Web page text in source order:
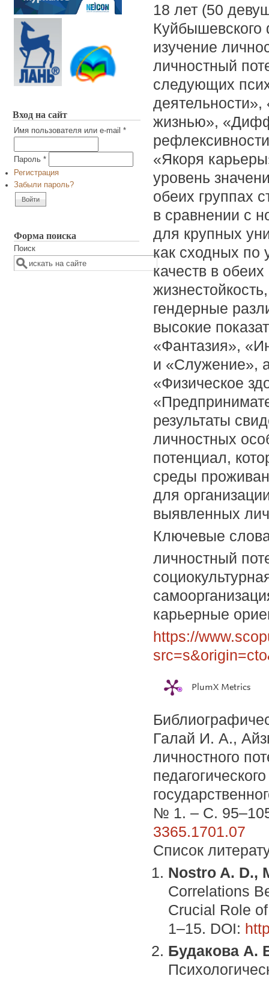
Вход на сайт
Имя пользователя или e-mail *
Пароль *
Регистрация
Забыли пароль?
Форма поиска
Поиск
18 лет (50
изучение
личностный
следующих
деятельности»,
жизнью»,
«Якоря
уровень
обеих группах
в сравнении с
для крупных
как сходных по
качеств в
гендерные
высокие
«Фантазия»,
и «Служение»,
«Физическое
результаты
личностных
потенциал,
среды
для
выявленных
Ключевые
личностный
карьерные
https://
PlumX Metrics
Галай И. А.,
личностного
№ 1. – С.
3365.1701.07
Список
Nostro A. D.,
Correlations
Crucial Role
1–15. DOI:
Будакова А.